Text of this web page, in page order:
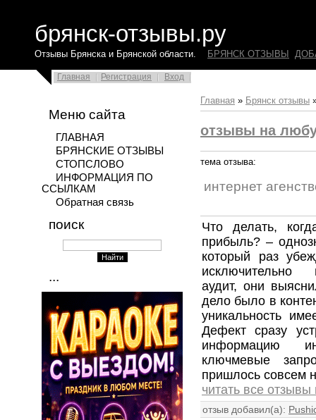
брянск-отзывы.ру
Отзывы Брянска и Брянской области. БРЯНСК ОТЗЫВЫ
Главная Регистрация Вход
Меню сайта
ГЛАВНАЯ
БРЯНСКИЕ ОТЗЫВЫ
СТОПСЛОВО
ИНФОРМАЦИЯ ПО
ССЫЛКАМ
Обратная связь
поиск
...
Главная » Брянск отзывы
отзывы на
тема отзыва:
интернет
Что делать,
прибыль? –
который раз
исключительно
аудит, они
дело было в
уникальность
Дефект сразу
информацию
ключмевые
пришлось совсем
читать все
отзыв добавил(а):